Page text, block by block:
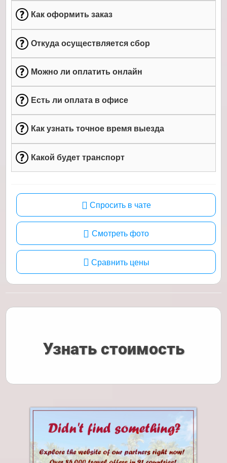
Как оформить заказ
Откуда осуществляется сбор
Можно ли оплатить онлайн
Есть ли оплата в офисе
Как узнать точное время выезда
Какой будет транспорт
Спросить в чате
Смотреть фото
Сравнить цены
Узнать стоимость